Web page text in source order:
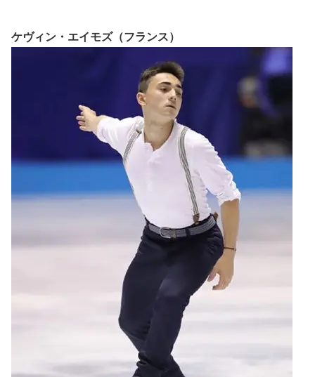
ケヴィン・エイモズ（フランス）